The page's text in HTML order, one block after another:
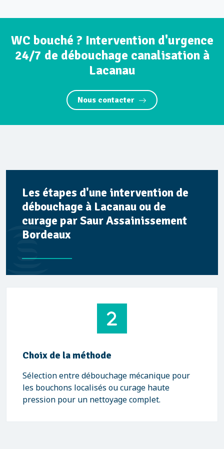
WC bouché ? Intervention d'urgence
24/7 de débouchage canalisation à
Lacanau
Nous contacter
Les étapes d'une intervention de
débouchage à Lacanau ou de
curage par Saur Assainissement
Bordeaux
Choix de la méthode
Sélection entre débouchage mécanique pour
les bouchons localisés ou curage haute
pression pour un nettoyage complet.